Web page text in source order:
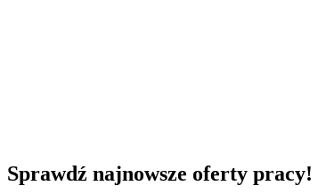
Sprawdź najnowsze oferty pracy!